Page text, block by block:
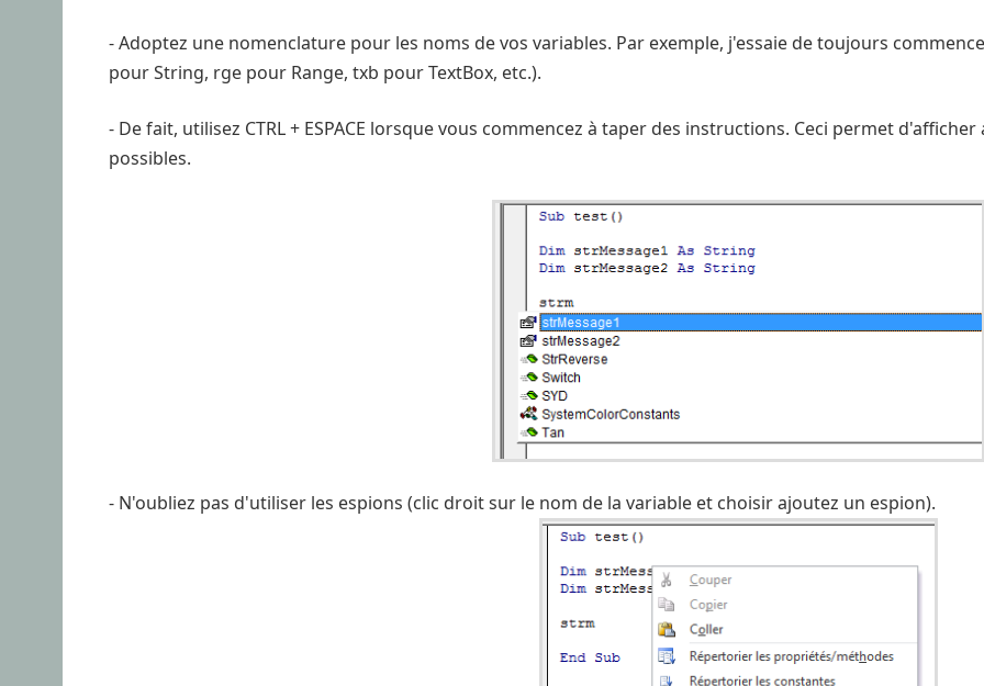
- Adoptez une nomenclature pour les noms de vos variables. Par exemple, j'essaie de toujours
pour String, rge pour Range, txb pour TextBox, etc.).
- De fait, utilisez CTRL + ESPACE lorsque vous commencez à taper des instructions. Ceci permet
possibles.
- N'oubliez pas d'utiliser les espions (clic droit sur le nom de la variable et choisir ajoutez un espion).